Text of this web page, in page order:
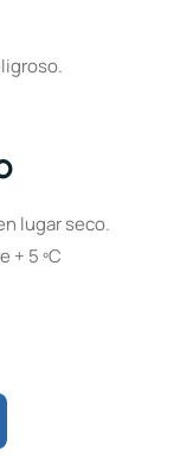
lugar seco.
+ 5 ºC